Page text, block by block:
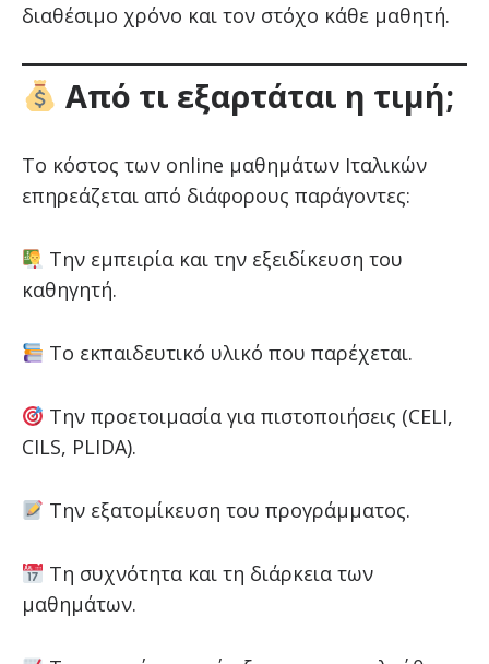
διαθέσιμο χρόνο και τον στόχο κάθε μαθητή.
Από τι εξαρτάται η τιμή;
Το κόστος των online μαθημάτων Ιταλικών
επηρεάζεται από διάφορους παράγοντες:
Την εμπειρία και την εξειδίκευση του
καθηγητή.
Το εκπαιδευτικό υλικό που παρέχεται.
Την προετοιμασία για πιστοποιήσεις (CELI,
CILS, PLIDA).
Την εξατομίκευση του προγράμματος.
Τη συχνότητα και τη διάρκεια των
μαθημάτων.